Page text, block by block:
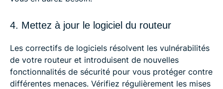
4. Mettez à jour le logiciel du routeur
Les correctifs de logiciels résolvent les vulnérabilités
de votre routeur et introduisent de nouvelles
fonctionnalités de sécurité pour vous protéger contre
différentes menaces. Vérifiez régulièrement les mises